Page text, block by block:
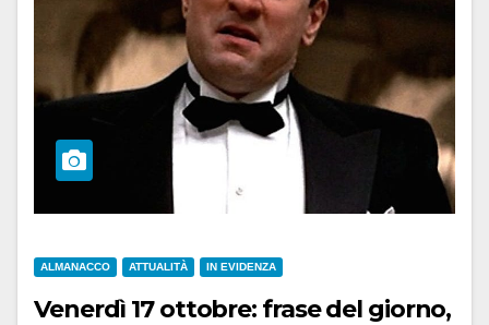
ALMANACCO ATTUALITÀ IN EVIDENZA
Venerdì 17 ottobre: frase del giorno,